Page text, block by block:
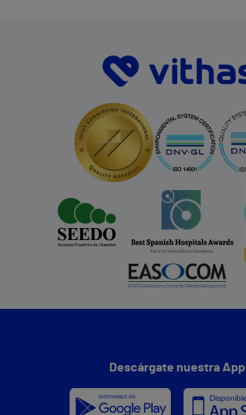
Descárgate nuestra App